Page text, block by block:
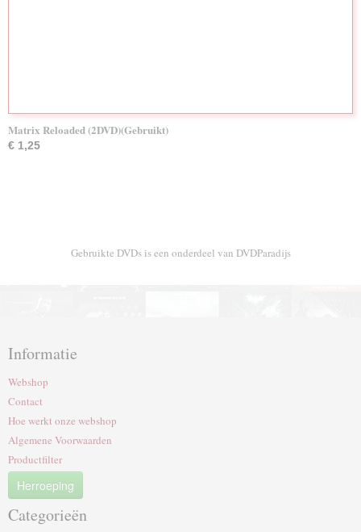
Matrix Reloaded (2DVD)(Gebruikt)
€ 1,25
Gebruikte DVDs is een onderdeel van DVDParadijs
Informatie
Webshop
Contact
Hoe werkt onze webshop
Algemene Voorwaarden
Productfilter
Herroeping
Categorieën